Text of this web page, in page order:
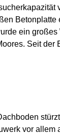
Betonplatte
ein
Seit der
vor allem